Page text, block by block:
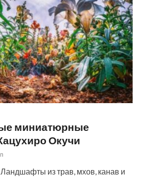
миниатюрные
Окучи
из трав, мхов, канав и